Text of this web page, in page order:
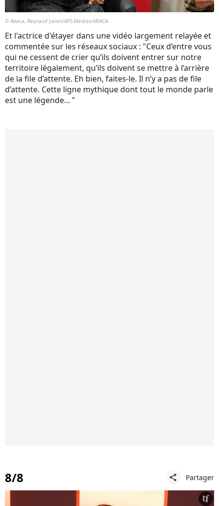
© Abaca, Reynaud Julien/APS-Medias/ABACA
Et l'actrice d'étayer dans une vidéo largement relayée et
commentée sur les réseaux sociaux : "Ceux d’entre vous
qui ne cessent de crier qu’ils doivent entrer sur notre
territoire légalement, qu’ils doivent se mettre à l’arrière
de la file d’attente. Eh bien, faites-le. Il n’y a pas de file
d’attente. Cette ligne mythique dont tout le monde parle
est une légende... "
8/8 share Partager